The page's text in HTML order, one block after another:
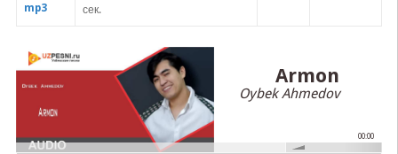
mp3
сек.
Armon
Oybek Ahmedov
00:00